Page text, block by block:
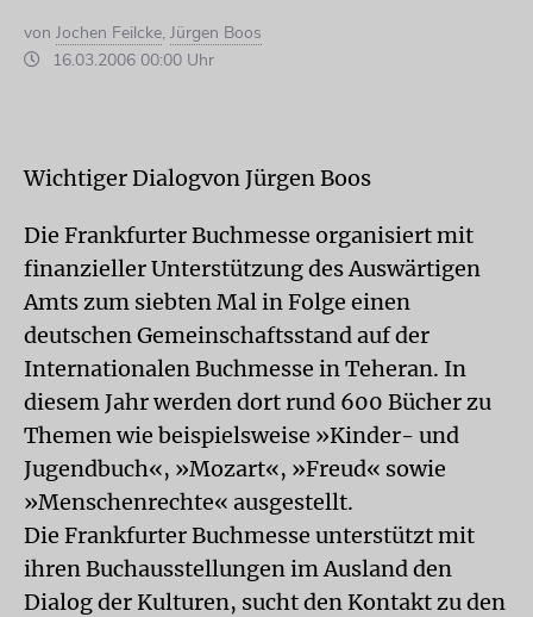
von Jochen Feilcke, Jürgen Boos
16.03.2006 00:00 Uhr
Wichtiger Dialogvon Jürgen Boos
Die Frankfurter Buchmesse organisiert mit
finanzieller Unterstützung des Auswärtigen
Amts zum siebten Mal in Folge einen
deutschen Gemeinschaftsstand auf der
Internationalen Buchmesse in Teheran. In
diesem Jahr werden dort rund 600 Bücher zu
Themen wie beispielsweise »Kinder- und
Jugendbuch«, »Mozart«, »Freud« sowie
»Menschenrechte« ausgestellt.
Die Frankfurter Buchmesse unterstützt mit
ihren Buchausstellungen im Ausland den
Dialog der Kulturen, sucht den Kontakt zu den